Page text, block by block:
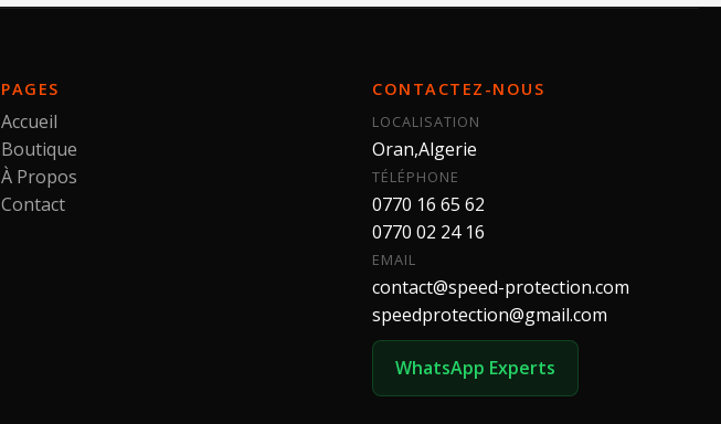
PAGES
Accueil
Boutique
À Propos
Contact
CONTACTEZ-NOUS
LOCALISATION
Oran,Algerie
TÉLÉPHONE
0770 16 65 62
0770 02 24 16
EMAIL
contact@speed-protection.com
speedprotection@gmail.com
WhatsApp Experts